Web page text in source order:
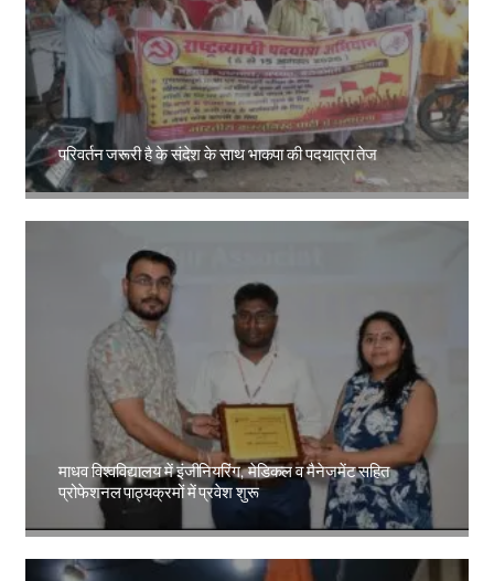
परिवर्तन जरूरी है के संदेश के साथ भाकपा की पदयात्रा तेज
Amit Lekh
माधव विश्वविद्यालय में इंजीनियरिंग, मेडिकल व मैनेजमेंट सहित
प्रोफेशनल पाठ्यक्रमों में प्रवेश शुरू
Amit Lekh